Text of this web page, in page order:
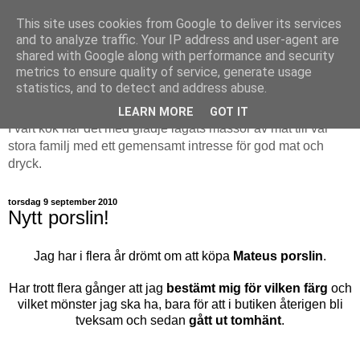
Kastrullresan
I vårt kök har det med glädje lagats massor av mat till vår
stora familj med ett gemensamt intresse för god mat och
dryck.
torsdag 9 september 2010
Nytt porslin!
Jag har i flera år drömt om att köpa Mateus porslin.
Har trott flera gånger att jag bestämt mig för vilken färg och
vilket mönster jag ska ha, bara för att i butiken återigen bli
tveksam och sedan gått ut tomhänt.
This site uses cookies from Google to deliver its services
and to analyze traffic. Your IP address and user-agent are
shared with Google along with performance and security
metrics to ensure quality of service, generate usage
statistics, and to detect and address abuse.
LEARN MORE GOT IT